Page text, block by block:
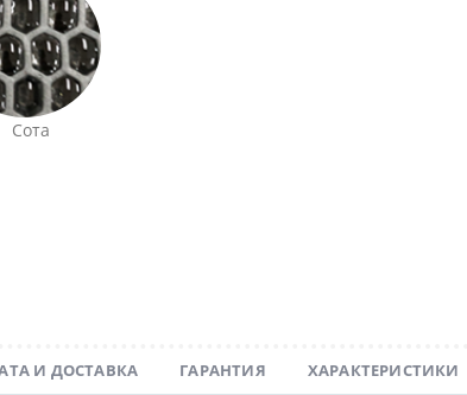
Сота
И ДОСТАВКА ГАРАНТИЯ ХАРАКТЕРИСТИКИ